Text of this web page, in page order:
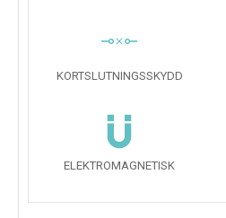
KORTSLUTNINGSSKYDD
ELEKTROMAGNETISK